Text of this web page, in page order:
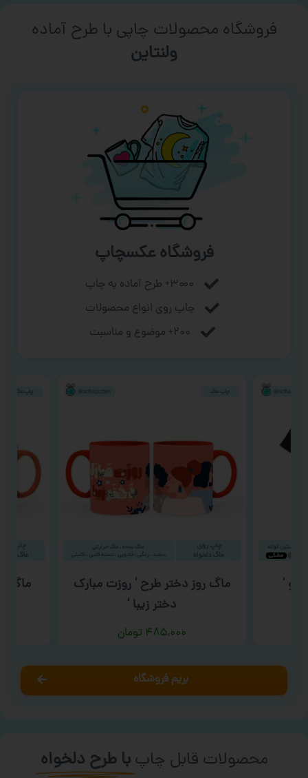
فروشگاه محصولات چاپی با طرح آماده
ورزشی
فروشگاه عکسچاپ
۳۰۰۰+ طرح آماده به چاپ
چاپ روی انواع محصولات
۲۰۰+ موضوع و مناسبت
‘
ماگ روز دختر طرح ‘ روزت مبارک
دختر زیبا ‘
۴۸۵,۰۰۰ تومان
ماگ
بریم فروشگاه
محصولات قابل چاپ با طرح دلخواه